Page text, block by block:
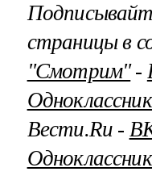
страницы в
"Смотрим"‐
Вести.Ru ‐